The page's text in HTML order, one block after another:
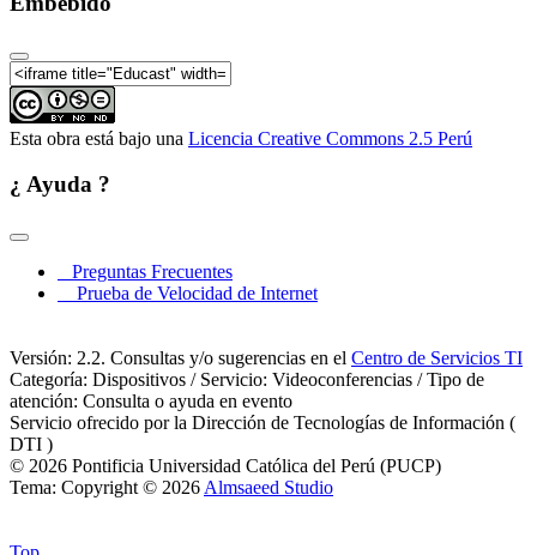
Esta obra está bajo una Licencia Creative Commons 2.5 Perú
¿ Ayuda ?
Preguntas Frecuentes
Prueba de Velocidad de Internet
Versión: 2.2. Consultas y/o sugerencias en el Centro de Servicios TI
Categoría: Dispositivos / Servicio: Videoconferencias / Tipo de
atención: Consulta o ayuda en evento
Servicio ofrecido por la Dirección de Tecnologías de Información (
DTI )
© 2026 Pontificia Universidad Católica del Perú (PUCP)
Tema: Copyright © 2026 Almsaeed Studio